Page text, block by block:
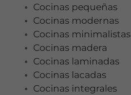
Cocinas pequeñas
Cocinas modernas
Cocinas minimalistas
Cocinas madera
Cocinas laminadas
Cocinas lacadas
Cocinas integrales